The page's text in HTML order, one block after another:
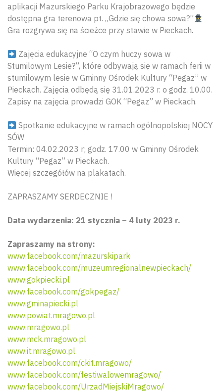
aplikacji Mazurskiego Parku Krajobrazowego będzie
dostępna gra terenowa pt. „Gdzie się chowa sowa?”
Gra rozgrywa się na ścieżce przy stawie w Pieckach.
Zajęcia edukacyjne “O czym huczy sowa w
Stumilowym Lesie?”, które odbywają się w ramach ferii w
stumilowym lesie w Gminny Ośrodek Kultury “Pegaz” w
Pieckach. Zajęcia odbędą się 31.01.2023 r. o godz. 10.00.
Zapisy na zajęcia prowadzi GOK “Pegaz” w Pieckach.
Spotkanie edukacyjne w ramach ogólnopolskiej NOCY
SÓW
Termin: 04.02.2023 r; godz. 17.00 w Gminny Ośrodek
Kultury “Pegaz” w Pieckach.
Więcej szczegółów na plakatach.
ZAPRASZAMY SERDECZNIE !
Data wydarzenia: 21 stycznia – 4 luty 2023 r.
Zapraszamy na strony:
www.facebook.com/mazurskipark
www.facebook.com/muzeumregionalnewpieckach/
www.gokpiecki.pl
www.facebook.com/gokpegaz/
www.gminapiecki.pl
www.powiat.mragowo.pl
www.mragowo.pl
www.mck.mragowo.pl
www.it.mragowo.pl
www.facebook.com/ckit.mragowo/
www.facebook.com/festiwalowemragowo/
www.facebook.com/UrzadMiejskiMragowo/